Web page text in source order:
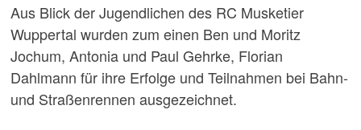
Aus Blick der Jugendlichen des RC Musketier
Wuppertal wurden zum einen Ben und Moritz
Jochum, Antonia und Paul Gehrke, Florian
Dahlmann für ihre Erfolge und Teilnahmen bei Bahn-
und Straßenrennen ausgezeichnet.